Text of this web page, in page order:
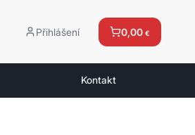
Přihlášení 0,00 €
Kontakt